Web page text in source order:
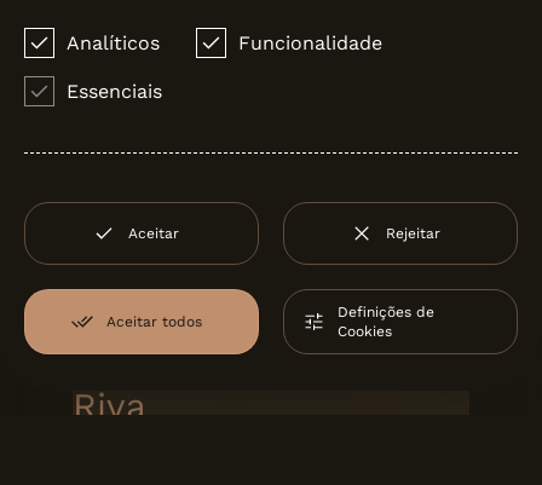
100X100
Love Tiles
Analíticos Funcionalidade
Essenciais
Aceitar Rejeitar
Aceitar todos
Definições de
Cookies